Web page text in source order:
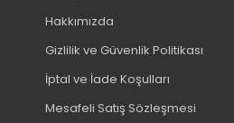
Hakkımızda
Gizlilik ve Güvenlik Politikası
İptal ve İade Koşulları
Mesafeli Satış Sözleşmesi